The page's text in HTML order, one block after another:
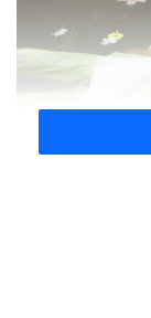
Optimized by